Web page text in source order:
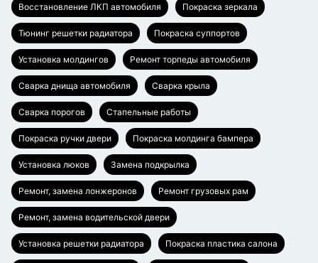
Восстановление ЛКП автомобиля Покраска зеркала
Тюнинг решетки радиатора Покраска суппортов
Установка молдингов Ремонт торпеды автомобиля
Сварка днища автомобиля Сварка крыла
Сварка порогов Стапельные работы
Покраска ручки двери Покраска молдинга бампера
Установка люков Замена подкрылка
Ремонт, замена лонжеронов Ремонт грузовых рам
Ремонт, замена водительской двери
Установка решетки радиатора Покраска пластика салона